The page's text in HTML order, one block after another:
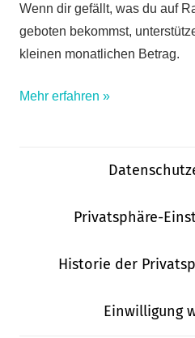
Wenn dir gefällt, was du auf
geboten bekommst,
kleinen monatlichen Betrag.
Mehr erfahren »
Privatsphäre-
Historie der
Einwilligung